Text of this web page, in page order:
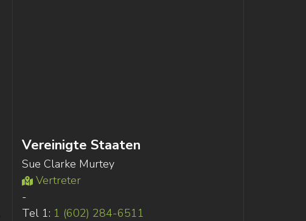
Vereinigte Staaten
Sue Clarke Murtey
Vertreter
-
Tel 1: 1 (602) 284-6511